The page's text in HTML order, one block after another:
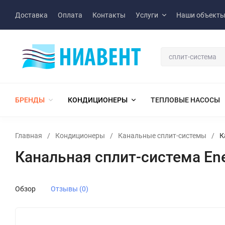
Доставка Оплата Контакты Услуги Наши объекты
БРЕНДЫ КОНДИЦИОНЕРЫ ТЕПЛОВЫЕ НАСОСЫ
Главная / Кондиционеры / Канальные сплит-системы /
Канальная сплит-система
Обзор Отзывы (0)